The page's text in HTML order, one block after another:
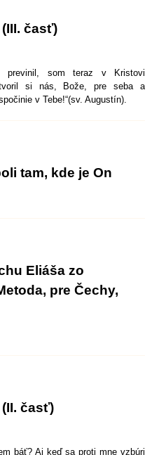
časť)
som teraz v Kristovi
si nás, Bože, pre seba a
v Tebe!“(sv. Augustín).
tam, kde je On
Eliáša zo
pre Čechy,
časť)
báť? Aj keď sa proti mne vzbúri